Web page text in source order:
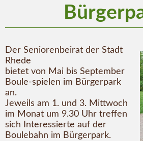
Der Seniorenbeirat der Stadt
Rhede
bietet von Mai bis September
Boule-spielen im Bürgerpark
an.
Jeweils am 1. und 3. Mittwoch
im Monat um 9.30 Uhr treffen
sich Interessierte auf der
Boulebahn im Bürgerpark.